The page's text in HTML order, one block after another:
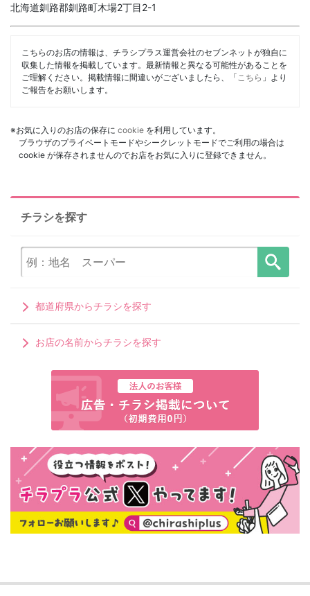
北海道釧路郡釧路町木場2丁目2-1
こちらのお店の情報は、チラシプラス運営会社のセブンネットが独自に
収集した情報を掲載しています。最新情報と異なる可能性があることを
ご理解ください。掲載情報に間違いがございましたら、「 こちら 」より
ご報告をお願いします。
※お気に入りのお店の保存に cookie を利用しています。
ブラウザのプライベートモードやシークレットモードでご利用の場合は
cookie が保存されませんのでお店をお気に入りに登録できません。
チラシを探す
都道府県からチラシを探す
お店の名前からチラシを探す